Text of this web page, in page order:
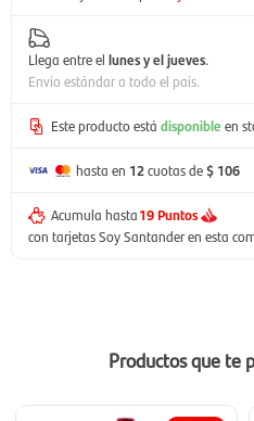
Llega entre el lunes y el jueves.
Envío estándar a todo el país.
Este producto está disponible en
hasta en 12cuotas de$ 106
Acumula hasta19 Puntos
con tarjetas Soy Santander en esta
Productos que te